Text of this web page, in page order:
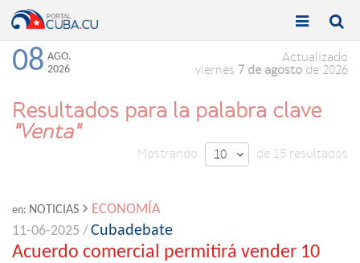
Toggle

Toggle

08 AGO.
2026
Actualizado
viernes 7 de agosto de 2026
Resultados para la palabra clave
"Venta"
Mostrando 10  de 15 resultados
en: NOTICIAS
ECONOMÍA
11-06-2025 /Cubadebate
Acuerdo comercial permitirá vender 10